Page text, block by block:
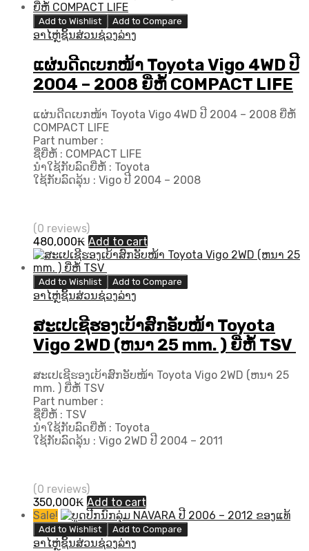
Add to Wishlist Add to Compare
ອາໄຫຼ່ຊິ້ນສ່ວນຊ່ວງລ່າງ
ແຜ່ນດີດເບກໜ້າ Toyota Vigo 4WD ປີ​
2004 – 2008 ຍີ່ຫໍ້ COMPACT LIFE
ແຜ່ນດີດເບກໜ້າ Toyota Vigo 4WD ປີ​ 2004 – 2008 ຍີ່ຫໍ້
COMPACT LIFE
Part number :
ຊື່ຍີ່ຫໍ້ : COMPACT LIFE
ນຳໃຊ້ກັບລົດຍີ່ຫໍ້ : Toyota
ໃຊ້ກັບລົດລຸ້ນ : Vigo ປີ​ 2004 – 2008
(0 reviews)
480,000₭ Add to cart
Add to Wishlist Add to Compare
ອາໄຫຼ່ຊິ້ນສ່ວນຊ່ວງລ່າງ
ສະເປເຊີຮອງເບ້າສົກອັບໜ້າ Toyota
Vigo 2WD (ຫນາ 25 mm. ) ຍີ່ຫໍ້ TSV
ສະເປເຊີຮອງເບ້າສົກອັບໜ້າ Toyota Vigo 2WD (ຫນາ 25
mm. ) ຍີ່ຫໍ້ TSV
Part number :
ຊື່ຍີ່ຫໍ້ : TSV
ນຳໃຊ້ກັບລົດຍີ່ຫໍ້ : Toyota
ໃຊ້ກັບລົດລຸ້ນ : Vigo 2WD ປີ 2004 – 2011
(0 reviews)
350,000₭ Add to cart
Sale!
Add to Wishlist Add to Compare
ອາໄຫຼ່ຊິ້ນສ່ວນຊ່ວງລ່າງ